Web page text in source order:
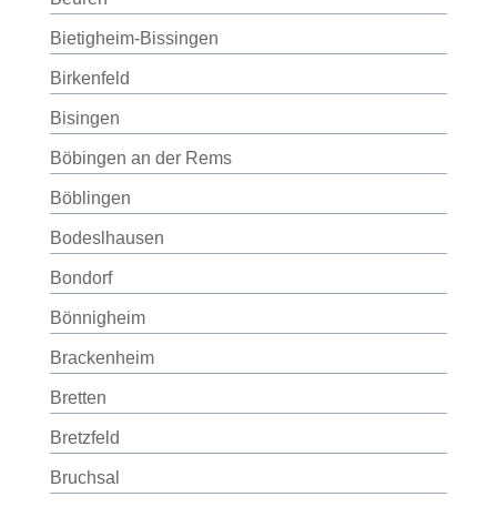
Bietigheim-Bissingen
Birkenfeld
Bisingen
Böbingen an der Rems
Böblingen
Bodeslhausen
Bondorf
Bönnigheim
Brackenheim
Bretten
Bretzfeld
Bruchsal